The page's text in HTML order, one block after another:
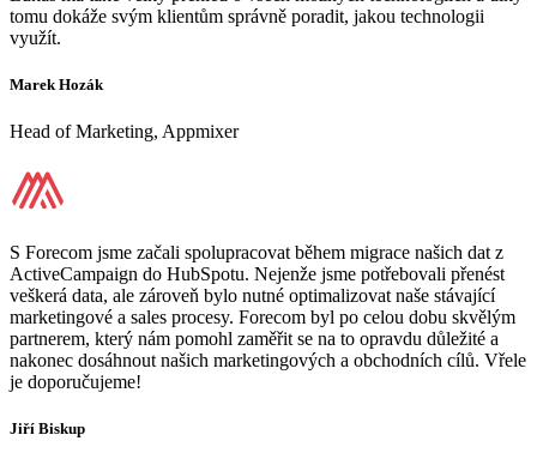
tomu dokáže svým klientům správně poradit, jakou technologii
využít.
Marek Hozák
Head of Marketing, Appmixer
S Forecom jsme začali spolupracovat během migrace našich dat z
ActiveCampaign do HubSpotu. Nejenže jsme potřebovali přenést
veškerá data, ale zároveň bylo nutné optimalizovat naše stávající
marketingové a sales procesy. Forecom byl po celou dobu skvělým
partnerem, který nám pomohl zaměřit se na to opravdu důležité a
nakonec dosáhnout našich marketingových a obchodních cílů. Vřele
je doporučujeme!
Jiří Biskup